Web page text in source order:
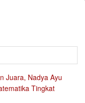
Juara, Nadya Ayu
Tingkat